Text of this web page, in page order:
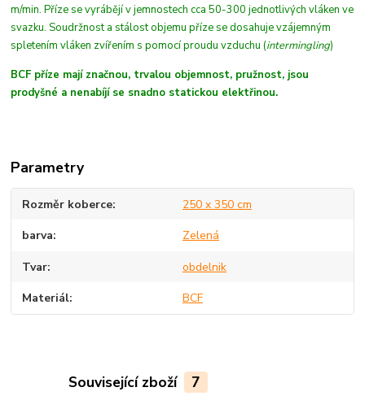
m/min. Příze se vyrábějí v jemnostech cca 50-300 jednotlivých vláken ve
svazku. Soudržnost a stálost objemu příze se dosahuje vzájemným
spletením vláken zvířením s pomocí proudu vzduchu (intermingling)
BCF příze mají značnou, trvalou objemnost, pružnost, jsou
prodyšné a nenabíjí se snadno statickou elektřinou.
Parametry
Rozměr koberce 250 x 350 cm
barva Zelená
Tvar obdelnik
Materiál BCF
Související zboží 7